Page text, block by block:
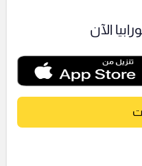
الآن